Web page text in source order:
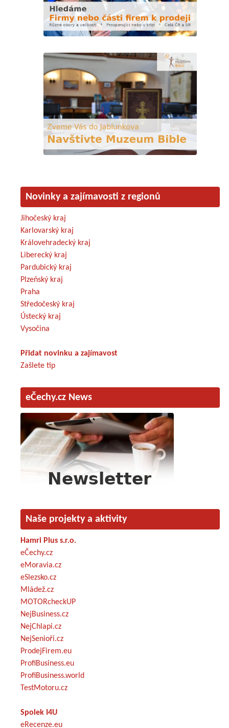
Novinky a zajímavosti z regionů
Jihočeský kraj
Karlovarský kraj
Královehradecký kraj
Liberecký kraj
Pardubický kraj
Plzeňský kraj
Praha
Středočeský kraj
Ústecký kraj
Vysočina
Přidat novinku a zajímavost
Zašlete tip
eČechy.cz News
Naše projekty a aktivity
Hamri Plus s.r.o.
eČechy.cz
eMoravia.cz
eSlezsko.cz
Mládež.cz
MOTORcheckUP
NejBusiness.cz
NejChlapi.cz
NejSenioři.cz
ProdejFirem.eu
ProfiBusiness.eu
ProfiBusiness.world
TestMotoru.cz
Spolek I4U
eRecenze.eu